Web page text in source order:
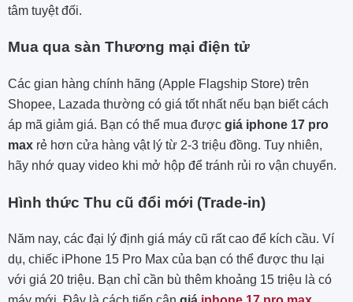
tâm tuyệt đối.
Mua qua sàn Thương mại điện tử
Các gian hàng chính hãng (Apple Flagship Store) trên
Shopee, Lazada thường có giá tốt nhất nếu bạn biết cách
áp mã giảm giá. Bạn có thể mua được giá iphone 17 pro
max rẻ hơn cửa hàng vật lý từ 2-3 triệu đồng. Tuy nhiên,
hãy nhớ quay video khi mở hộp để tránh rủi ro vận chuyển.
Hình thức Thu cũ đổi mới (Trade-in)
Năm nay, các đại lý định giá máy cũ rất cao để kích cầu. Ví
dụ, chiếc iPhone 15 Pro Max của bạn có thể được thu lại
với giá 20 triệu. Bạn chỉ cần bù thêm khoảng 15 triệu là có